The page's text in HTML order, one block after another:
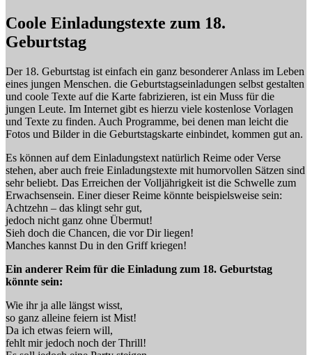
Coole Einladungstexte zum 18.
Geburtstag
Der 18. Geburtstag ist einfach ein ganz besonderer Anlass im Leben
eines jungen Menschen. die Geburtstagseinladungen selbst gestalten
und coole Texte auf die Karte fabrizieren, ist ein Muss für die
jungen Leute. Im Internet gibt es hierzu viele kostenlose Vorlagen
und Texte zu finden. Auch Programme, bei denen man leicht die
Fotos und Bilder in die Geburtstagskarte einbindet, kommen gut an.
Es können auf dem Einladungstext natürlich Reime oder Verse
stehen, aber auch freie Einladungstexte mit humorvollen Sätzen sind
sehr beliebt. Das Erreichen der Volljährigkeit ist die Schwelle zum
Erwachsensein. Einer dieser Reime könnte beispielsweise sein:
Achtzehn – das klingt sehr gut,
jedoch nicht ganz ohne Übermut!
Sieh doch die Chancen, die vor Dir liegen!
Manches kannst Du in den Griff kriegen!
Ein anderer Reim für die Einladung zum 18. Geburtstag
könnte sein:
Wie ihr ja alle längst wisst,
so ganz alleine feiern ist Mist!
Da ich etwas feiern will,
fehlt mir jedoch noch der Thrill!